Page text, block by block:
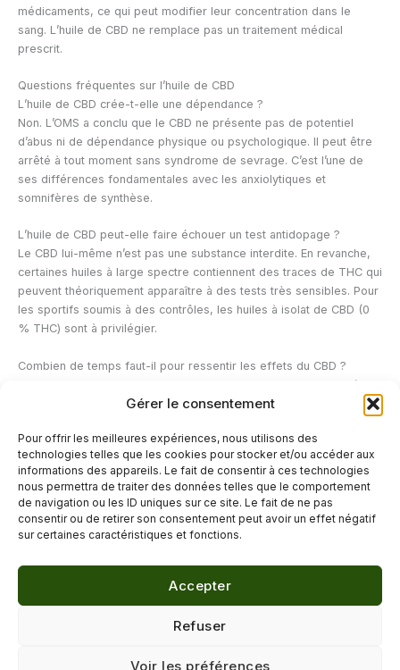
Gérer le consentement
Pour offrir les meilleures expériences, nous utilisons des
technologies telles que les cookies pour stocker et/ou accéder aux
informations des appareils. Le fait de consentir à ces technologies
nous permettra de traiter des données telles que le comportement
de navigation ou les ID uniques sur ce site. Le fait de ne pas
consentir ou de retirer son consentement peut avoir un effet négatif
sur certaines caractéristiques et fonctions.
Accepter
Refuser
Voir les préférences
médicaments, ce qui peut modifier leur concentration dans le
sang. L’huile de CBD ne remplace pas un traitement médical
prescrit.
Questions fréquentes sur l’huile de CBD
L’huile de CBD crée-t-elle une dépendance ?
Non. L’OMS a conclu que le CBD ne présente pas de potentiel
d’abus ni de dépendance physique ou psychologique. Il peut être
arrêté à tout moment sans syndrome de sevrage. C’est l’une de
ses différences fondamentales avec les anxiolytiques et
somnifères de synthèse.
L’huile de CBD peut-elle faire échouer un test antidopage ?
Le CBD lui-même n’est pas une substance interdite. En revanche,
certaines huiles à large spectre contiennent des traces de THC qui
peuvent théoriquement apparaître à des tests très sensibles. Pour
les sportifs soumis à des contrôles, les huiles à isolat de CBD (0
% THC) sont à privilégier.
Combien de temps faut-il pour ressentir les effets du CBD ?
Par voie sublinguale, les premiers effets se ressentent en 15 à 30
minutes. Pour les effets durables (réduction chronique de
semaines est généralement nécessaire. Les effets varient selon le
métabolisme, le poids et la sensibilité individuelle au CBD.
←Article précédent Article suivant→
Confidentialité·